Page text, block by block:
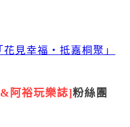
& 阿裕玩樂誌]粉絲團